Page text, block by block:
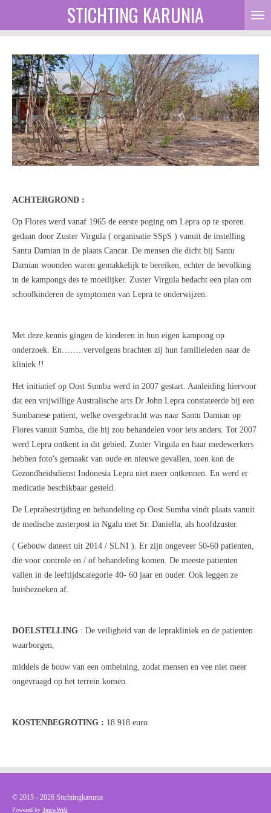
naar
hoofdinhoud
STICHTING KARUNIA
ACHTERGROND :
Op Flores werd vanaf 1965 de eerste poging om Lepra op te sporen
gedaan door Zuster Virgula ( organisatie SSpS ) vanuit de instelling
Santu Damian in de plaats Cancar. De mensen die dicht bij Santu
Damian woonden waren gemakkelijk te bereiken, echter de bevolking
in de kampongs des te moeilijker. Zuster Virgula bedacht een plan om
schoolkinderen de symptomen van Lepra te onderwijzen.
Met deze kennis gingen de kinderen in hun eigen kampong op
onderzoek. En……..vervolgens brachten zij hun familieleden naar de
kliniek !!
Het initiatief op Oost Sumba werd in 2007 gestart. Aanleiding hiervoor
dat een vrijwillige Australische arts Dr John Lepra constateerde bij een
Sumbanese patient, welke overgebracht was naar Santu Damian op
Flores vanuit Sumba, die hij zou behandelen voor iets anders. Tot 2007
werd Lepra ontkent in dit gebied. Zuster Virgula en haar medewerkers
hebben foto's gemaakt van oude en nieuwe gevallen, toen kon de
Gezondheidsdienst Indonesia Lepra niet meer ontkennen. En werd er
medicatie beschikbaar gesteld.
De Leprabestrijding en behandeling op Oost Sumba vindt plaats vanuit
de medische zusterpost in Ngalu met Sr. Daniella, als hoofdzuster.
( Gebouw dateert uit 2014 / SLNI ). Er zijn ongeveer 50-60 patienten,
die voor controle en / of behandeling komen. De meeste patienten
vallen in de leeftijdscategorie 40- 60 jaar en ouder. Ook leggen ze
huisbezoeken af.
DOELSTELLING : De veiligheid van de leprakliniek en de patienten
waarborgen,
middels de bouw van een omheining, zodat mensen en vee niet meer
ongevraagd op het terrein komen.
KOSTENBEGROTING : 18 918 euro
© 2015 - 2026 Stichtingkarunia
Powered by JouwWeb